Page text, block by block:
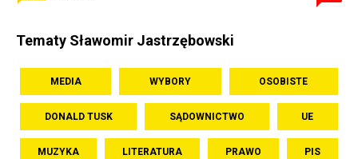
Tematy Sławomir Jastrzębowski
MEDIA WYBORY OSOBISTE
DONALD TUSK SĄDOWNICTWO UE
MUZYKA LITERATURA PRAWO PIS